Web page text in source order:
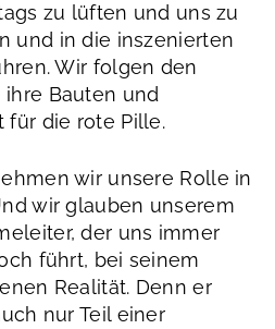
zu lüften und uns zu
und in die inszenierten
Wir folgen den
Bauten und
für die rote Pille.
wir unsere Rolle in
wir glauben unserem
der uns immer
führt, bei seinem
Realität. Denn er
nur Teil einer